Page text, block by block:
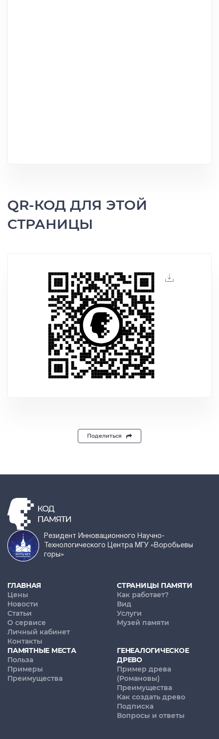
QR-КОД ДЛЯ ЭТОЙ
СТРАНИЦЫ
Поделиться
Резидент Инновационного Научно-
Технологического Центра МГУ «Воробьевы
горы»
ГЛАВНАЯ
Цены
Новости
Статьи
О сервисе
Личный кабинет
Контакты
СТРАНИЦЫ ПАМЯТИ
Как работает?
Вид
Услуги
Музей памяти
ПАМЯТНЫЕ МЕСТА
Польза
Примеры
Преимущества
ГЕНЕАЛОГИЧЕСКОЕ
ДРЕВО
Пример древа
(Романовы)
Преимущества
Как создать древо
Подписка
Вопросы и ответы